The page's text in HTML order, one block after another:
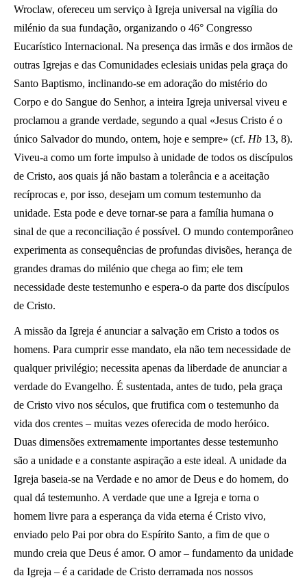
Wroclaw, ofereceu um serviço à Igreja universal na vigília do
milénio da sua fundação, organizando o 46° Congresso
Eucarístico Internacional. Na presença das irmãs e dos irmãos de
outras Igrejas e das Comunidades eclesiais unidas pela graça do
Santo Baptismo, inclinando-se em adoração do mistério do
Corpo e do Sangue do Senhor, a inteira Igreja universal viveu e
proclamou a grande verdade, segundo a qual «Jesus Cristo é o
único Salvador do mundo, ontem, hoje e sempre» (cf. Hb 13, 8).
Viveu-a como um forte impulso à unidade de todos os discípulos
de Cristo, aos quais já não bastam a tolerância e a aceitação
recíprocas e, por isso, desejam um comum testemunho da
unidade. Esta pode e deve tornar-se para a família humana o
sinal de que a reconciliação é possível. O mundo contemporâneo
experimenta as consequências de profundas divisões, herança de
grandes dramas do milénio que chega ao fim; ele tem
necessidade deste testemunho e espera-o da parte dos discípulos
de Cristo.
A missão da Igreja é anunciar a salvação em Cristo a todos os
homens. Para cumprir esse mandato, ela não tem necessidade de
qualquer privilégio; necessita apenas da liberdade de anunciar a
verdade do Evangelho. É sustentada, antes de tudo, pela graça
de Cristo vivo nos séculos, que frutifica com o testemunho da
vida dos crentes – muitas vezes oferecida de modo heróico.
Duas dimensões extremamente importantes desse testemunho
são a unidade e a constante aspiração a este ideal. A unidade da
Igreja baseia-se na Verdade e no amor de Deus e do homem, do
qual dá testemunho. A verdade que une a Igreja e torna o
homem livre para a esperança da vida eterna é Cristo vivo,
enviado pelo Pai por obra do Espírito Santo, a fim de que o
mundo creia que Deus é amor. O amor – fundamento da unidade
da Igreja – é a caridade de Cristo derramada nos nossos